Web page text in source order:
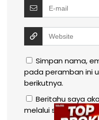
Simpan nama,
pada peramban ini
berikutnya.
Beritahu saya
melalui surel.